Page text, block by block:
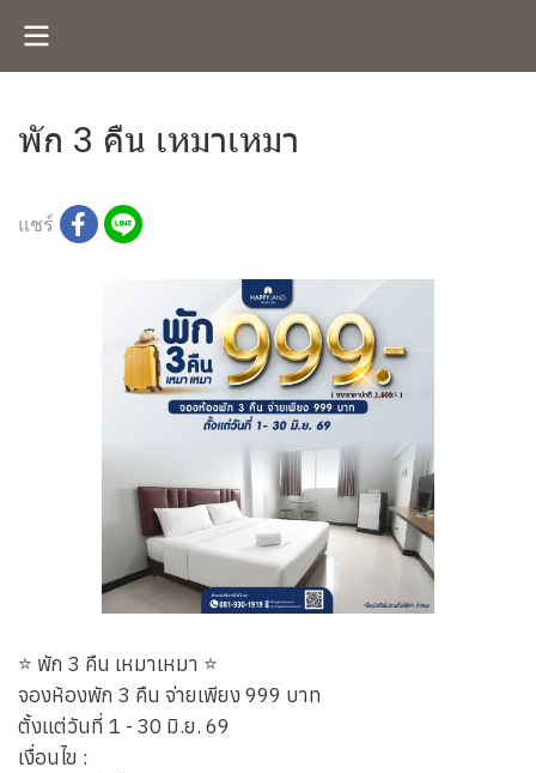
พัก 3 คืน เหมาเหมา
แชร์
⭐ พัก 3 คืน เหมาเหมา ⭐
จองห้องพัก 3 คืน จ่ายเพียง 999 บาท
ตั้งแต่วันที่ 1 - 30 มิ.ย. 69
เงื่อนไข :